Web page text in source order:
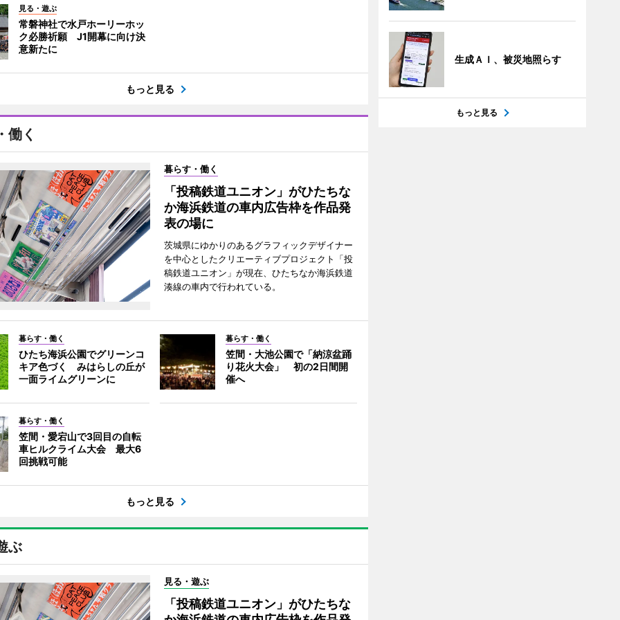
見る・遊ぶ
常磐神社で水戸ホーリーホッ
ク必勝祈願 J1開幕に向け決
意新たに
もっと見る
働く
暮らす・働く
「投稿鉄道ユニオン」がひたちな
か海浜鉄道の車内広告枠を作品発
表の場に
茨城県にゆかりのあるグラフィックデザイナー
を中心としたクリエーティブプロジェクト「投
稿鉄道ユニオン」が現在、ひたちなか海浜鉄道
湊線の車内で行われている。
暮らす・働く
ひたち海浜公園でグリーンコ
キア色づく みはらしの丘が
一面ライムグリーンに
暮らす・働く
笠間・大池公園で「納涼盆踊
り花火大会」 初の2日間開
催へ
暮らす・働く
笠間・愛宕山で3回目の自転
車ヒルクライム大会 最大6
回挑戦可能
もっと見る
ぶ
見る・遊ぶ
「投稿鉄道ユニオン」がひたちな
生成ＡＩ、被災地照らす
もっと見る